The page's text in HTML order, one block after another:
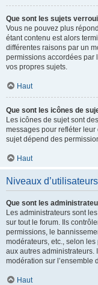
Que sont les sujets
Vous ne pouvez plus
étant contenu est alors
différentes raisons par un
permissions accordées par
vos propres sujets.
Haut
Que sont les icônes de
Les icônes de sujet sont
messages pour refléter
sujet dépend des
Haut
Niveaux
Que sont les
Les administrateurs sont
sur tout le forum. Ils
permissions, le
modérateurs, etc., selon
aux autres administrateurs.
modération sur l’ensemble
Haut